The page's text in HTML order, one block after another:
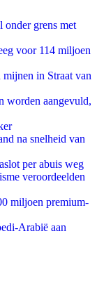
grens met
voor 114 miljoen
in Straat van
worden aangevuld,
na snelheid van
per abuis weg
veroordeelden
miljoen premium-
Arabië aan